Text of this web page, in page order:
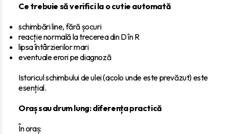
Ce trebuie să verifici la o cutie automată
schimbări line, fără șocuri
reacție normală la trecerea din D în R
lipsa întârzierilor mari
eventuale erori pe diagnoză
Istoricul schimbului de ulei (acolo unde este prevăzut) este
esențial.
Oraș sau drum lung: diferența practică
În oraș: